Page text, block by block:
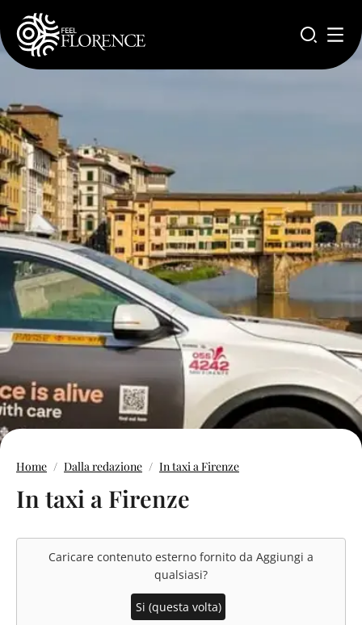
Salta al contenuto principale
Home Dalla redazione In taxi a Firenze
In taxi a Firenze
Caricare contenuto esterno fornito da Aggiungi a
qualsiasi?
Si (questa volta)